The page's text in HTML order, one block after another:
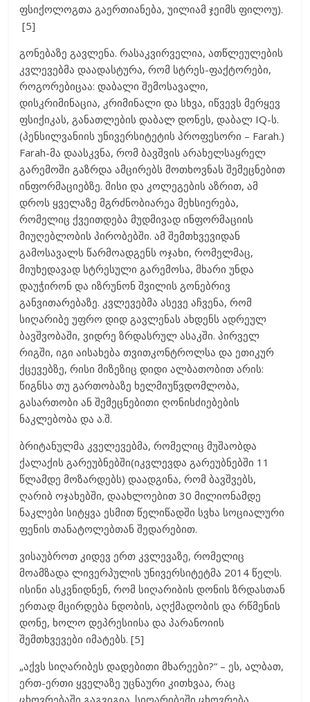
ფსიქოლოგთა გაერთიანება, უილიამ ჯეიმს ფილოუ).
[5]
გონებაზე გავლენა. რასაკვირველია, ათწლეულების
კვლევებმა დაადასტურა, რომ სტრეს-ფაქტორები,
როგორებიცაა: დაბალი შემოსავალი,
დისკრიმინაცია, კრიმინალი და სხვა, იწვევს მერყევ
ფსიქიკას, განათლების დაბალ დონეს, დაბალ IQ-ს.
(პენსილვანიის უნივერსიტეტის პროფესორი – Farah.)
Farah-მა დაასკვნა, რომ ბავშვის არახელსაყრელ
გარემოში გაზრდა ამცირებს მოთხოვნას შემეცნებით
ინფორმაციებზე. მისი და კოლეგების აზრით, ამ
დროს ყველაზე მგრძნობიარეა მეხსიერება,
რომელიც ქვეითდება მუდმივად ინფორმაციის
მიუღებლობის პირობებში. ამ შემთხვევიდან
გამოსავალს წარმოადგენს ოჯახი, რომელმაც,
მიუხედავად სტრესული გარემოსა, მხარი უნდა
დაუჭირონ და იზრუნონ შვილის გონებრივ
განვითარებაზე. კვლევებმა ასევე აჩვენა, რომ
სიღარიბე უფრო დიდ გავლენას ახდენს ადრეულ
ბავშვობაში, ვიდრე ზრდასრულ ასაკში. პირველ
რიგში, იგი აისახება თვითკონტროლსა და ეთიკურ
ქცევებზე, რისი მიზეზიც დიდი ალბათობით არის:
წიგნსა თუ გართობაზე ხელმიუწვდომლობა,
გასართობი ან შემეცნებითი ღონისძიებების
ნაკლებობა და ა.შ.
ბრიტანულმა კველევებმა, რომელიც მუშაობდა
ქალაქის გარეუბნებში(იკვლევდა გარეუბნებში 11
წლამდე მოზარდებს) დაადგინა, რომ ბავშვებს,
ღარიბ ოჯახებში, დაახლოებით 30 მილიონამდე
ნაკლები სიტყვა ესმით წელიწადში სვხა სოციალური
ფენის თანატოლებთან შედარებით.
ვისაუბროთ კიდევ ერთ კვლევაზე, რომელიც
მოამზადა ლივერპულის უნივერსიტეტმა 2014 წელს.
ისინი ასკვნიდნენ, რომ სიღარიბის დონის ზრდასთან
ერთად მცირდება ნდობის, აღქმადობის და რწმენის
დონე, ხოლო დეპრესიისა და პარანოიის
შემთხვევები იმატებს. [5]
„აქვს სიღარიბეს დადებითი მხარეები?“ – ეს, ალბათ,
ერთ-ერთი ყველაზე უცნაური კითხვაა, რაც
ცხოვრებაში გაგვიგია. სიღარიბეში ცხოვრება